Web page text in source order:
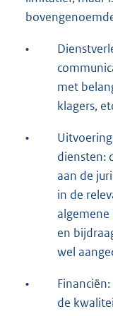
•
met
klagers,
•
diensten:
aan de
in de
en
wel
•
de